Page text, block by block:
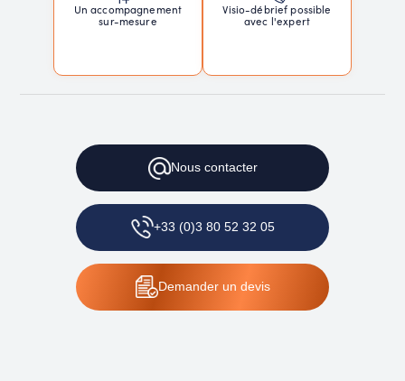
Un accompagnement
sur-mesure
Visio-débrief possible
avec l'expert
Nous contacter
+33 (0)3 80 52 32 05
Demander un devis